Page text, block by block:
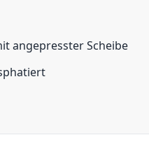
angepresster Scheibe